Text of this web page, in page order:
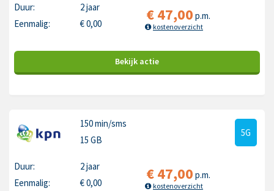
Duur:
2 jaar
Eenmalig:
€0,00 €47,00 p.m.
kostenoverzicht
Bekijk actie
150 min/sms
15 GB
5G
Duur:
2 jaar
Eenmalig:
€0,00 €47,00 p.m.
kostenoverzicht